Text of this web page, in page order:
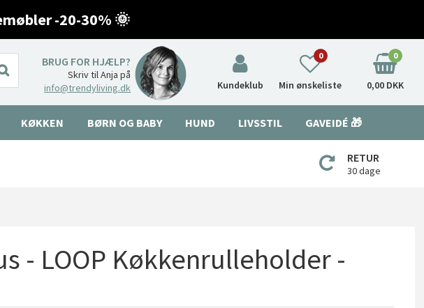
-20-30% 🌞
BRUG FOR HJÆLP?
Skriv til Anja på
info@trendyliving.dk
Kundeklub Min ønskeliste
0 0
0,00 DKK
KØKKEN BØRN OG BABY HUND LIVSSTIL GAVEIDÉ 🎁
RETUR
30 dage
- LOOP Køkkenrulleholder -